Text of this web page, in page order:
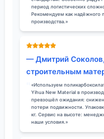
период логистических
Рекомендуем как надёжного
производства.»
— Дмитрий
строительным
«Используем
Yihua New Material в
превзошёл ожидания:
потери подвижности.
кг. Сервис на высоте:
наши условия.»